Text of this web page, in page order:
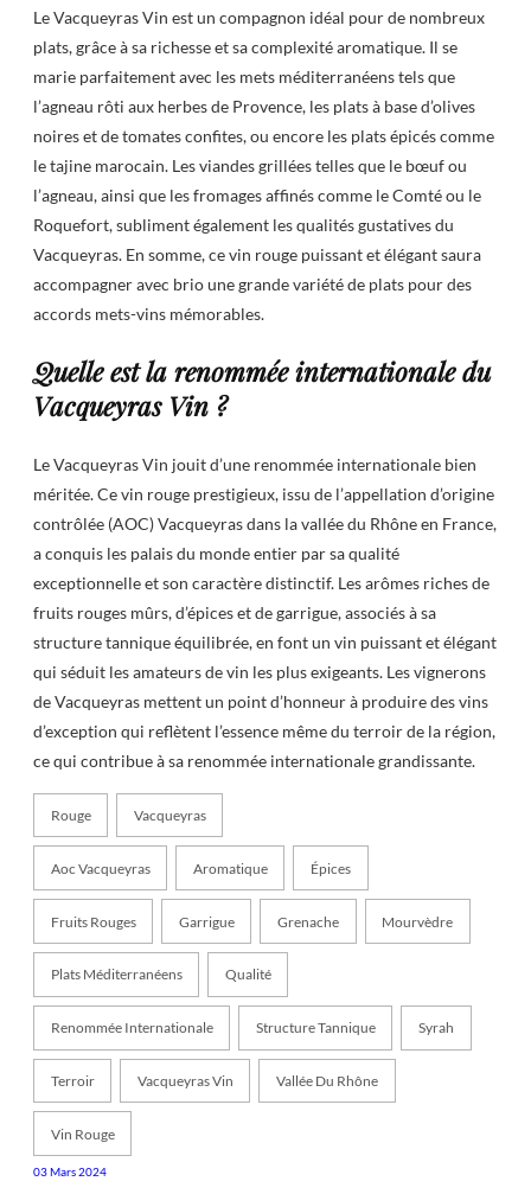
Le Vacqueyras Vin est un compagnon idéal pour de nombreux
plats, grâce à sa richesse et sa complexité aromatique. Il se
marie parfaitement avec les mets méditerranéens tels que
l’agneau rôti aux herbes de Provence, les plats à base d’olives
noires et de tomates confites, ou encore les plats épicés comme
le tajine marocain. Les viandes grillées telles que le bœuf ou
l’agneau, ainsi que les fromages affinés comme le Comté ou le
Roquefort, subliment également les qualités gustatives du
Vacqueyras. En somme, ce vin rouge puissant et élégant saura
accompagner avec brio une grande variété de plats pour des
accords mets-vins mémorables.
Quelle est la renommée internationale du
Vacqueyras Vin ?
Le Vacqueyras Vin jouit d’une renommée internationale bien
méritée. Ce vin rouge prestigieux, issu de l’appellation d’origine
contrôlée (AOC) Vacqueyras dans la vallée du Rhône en France,
a conquis les palais du monde entier par sa qualité
exceptionnelle et son caractère distinctif. Les arômes riches de
fruits rouges mûrs, d’épices et de garrigue, associés à sa
structure tannique équilibrée, en font un vin puissant et élégant
qui séduit les amateurs de vin les plus exigeants. Les vignerons
de Vacqueyras mettent un point d’honneur à produire des vins
d’exception qui reflètent l’essence même du terroir de la région,
ce qui contribue à sa renommée internationale grandissante.
Rouge Vacqueyras
Aoc Vacqueyras Aromatique Épices
Fruits Rouges Garrigue Grenache Mourvèdre
Plats Méditerranéens Qualité
Renommée Internationale Structure Tannique Syrah
Terroir Vacqueyras Vin Vallée Du Rhône
Vin Rouge
03 Mars 2024